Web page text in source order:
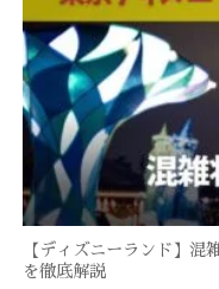
【ディズニーランド】混
を徹底解説